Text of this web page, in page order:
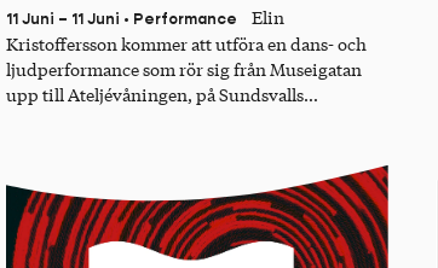
11 Juni – 11 Juni • Performance
Elin
Kristoffersson kommer att utföra en dans- och
ljudperformance som rör sig från Museigatan
upp till Ateljévåningen, på Sundsvalls
genom vinden och kan ge associationer till
civilisationernas ritualer kring födelse, liv och
död. Tid och plats: kl 13.00 den 11e juni
Museigatan i Sundsvalls museum.